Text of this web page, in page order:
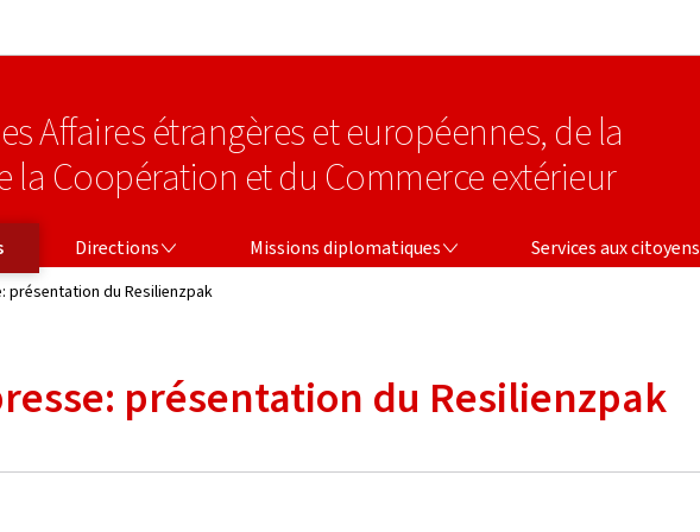
Affaires étrangères et européennes, de la
la Coopération et du Commerce extérieur
Directions Missions diplomatiques Services aux citoyens
présentation du Resilienzpak
présentation du Resilienzpak